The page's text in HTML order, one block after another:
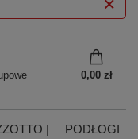
0,00 zł
|
PODŁOGI